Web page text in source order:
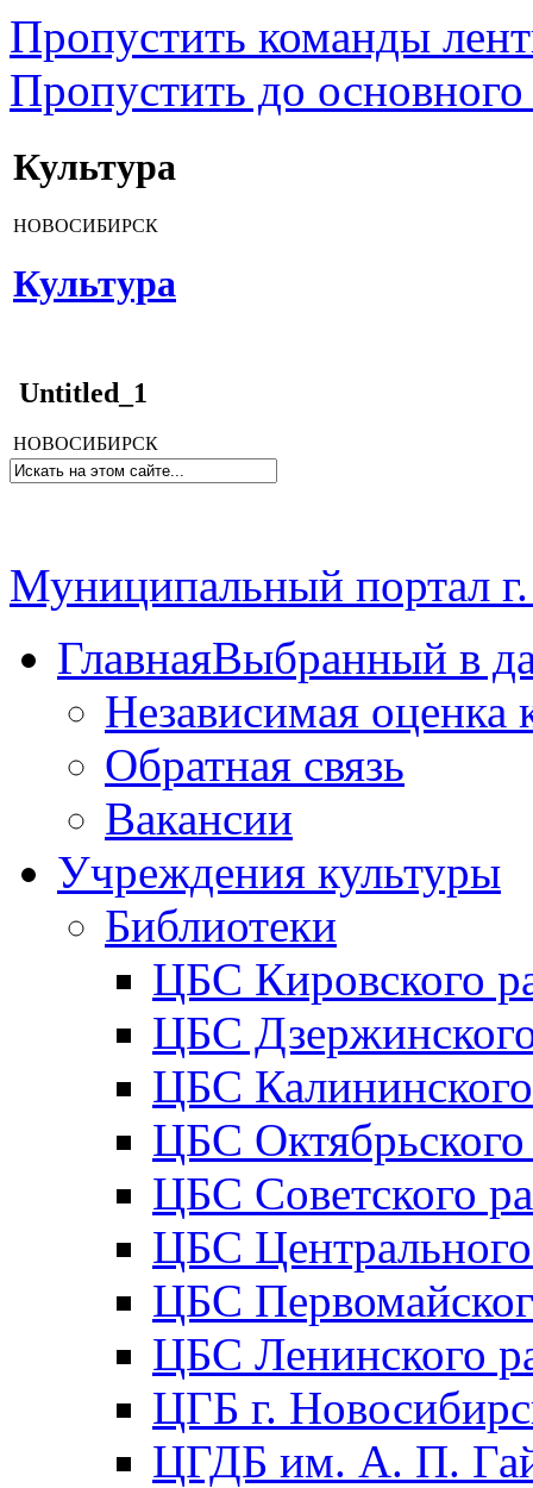
Пропустить команды
Пропустить до основного
Культура
НОВОСИБИРСК
Культура
Untitled_1
НОВОСИБИРСК
Муниципальный портал
ГлавнаяВыбранный в
Независимая оценка
Обратная связь
Вакансии
Учреждения культуры
Библиотеки
ЦБС Кировского
ЦБС
ЦБС
ЦБС
ЦБС Советского
ЦБС
ЦБС
ЦБС Ленинского
ЦГБ г.
ЦГДБ им. А. П.